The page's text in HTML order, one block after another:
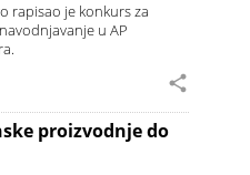
rapisao je konkurs za
u AP
proizvodnje do